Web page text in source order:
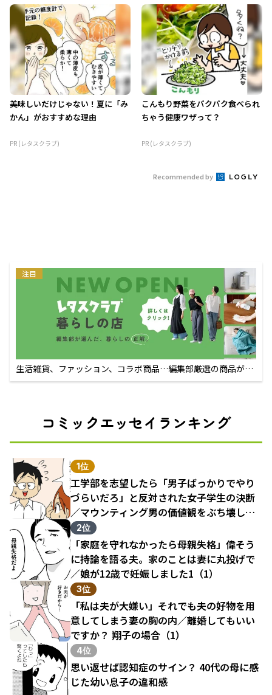
美味しいだけじゃない！夏に「み
かん」がおすすめな理由
PR (レタスクラブ)
こんもり野菜をパクパク食べられ
ちゃう健康ワザって？
PR (レタスクラブ)
Recommended by
注目
生活雑貨、ファッション、コラボ商品…編集部厳選の商品が買
えるECサイト
コミックエッセイランキング
1位
工学部を志望したら「男子ばっかりでやり
づらいだろ」と反対された女子学生の決断
／マウンティング男の価値観をぶち壊した
結果（1）
2位
「家庭を守れなかったら母親失格」偉そう
に持論を語る夫。家のことは妻に丸投げで
／娘が12歳で妊娠しました1（1）
3位
「私は夫が大嫌い」それでも夫の好物を用
意してしまう妻の胸の内／離婚してもいい
ですか？ 翔子の場合（1）
4位
思い返せば認知症のサイン？ 40代の母に感
じた幼い息子の違和感